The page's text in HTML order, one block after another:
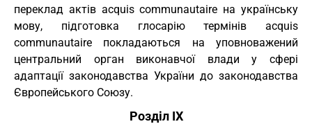
переклад актів acquis communautaire на українську
мову, підготовка глосарію термінів acquis
communautaire покладаються на уповноважений
центральний орган виконавчої влади у сфері
адаптації законодавства України до законодавства
Європейського Союзу.
Розділ IX